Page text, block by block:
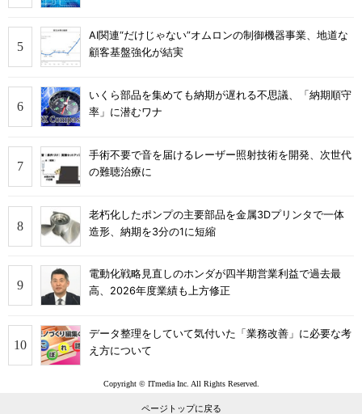
AI関連“だけじゃない”オムロンの制御機器事業、地道な
顧客基盤強化が結実
いくら部品を集めても納期が遅れる不思議、「納期順守
率」に潜むワナ
手術不要で音を届けるレーザー照射技術を開発、次世代
の難聴治療に
老朽化したポンプの主要部品を金属3Dプリンタで一体
造形、納期を3分の1に短縮
電動化戦略見直しのホンダが四半期営業利益で過去最
高、2026年度業績も上方修正
データ整理をしていて気付いた「業務改善」に必要な考
え方について
Copyright © ITmedia Inc. All Rights Reserved.
ページトップに戻る